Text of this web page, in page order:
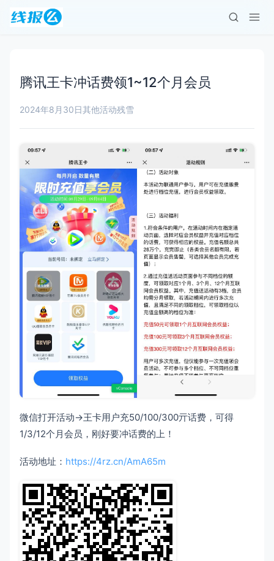
腾讯王卡冲话费领1~12个月会员
2024年8月30日其他活动残雪
微信打开活动->王卡用户充50/100/300亓话费，可得
1/3/12个月会员，刚好要冲话费的上！
活动地址： https://4rz.cn/AmA65m